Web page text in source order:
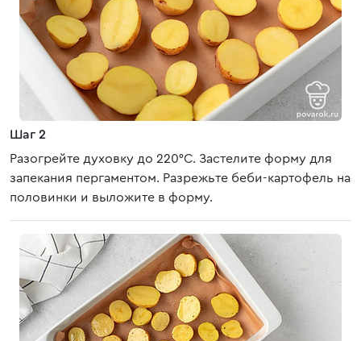
Шаг 2
Разогрейте духовку до 220°C. Застелите форму для
запекания пергаментом. Разрежьте беби-картофель на
половинки и выложите в форму.